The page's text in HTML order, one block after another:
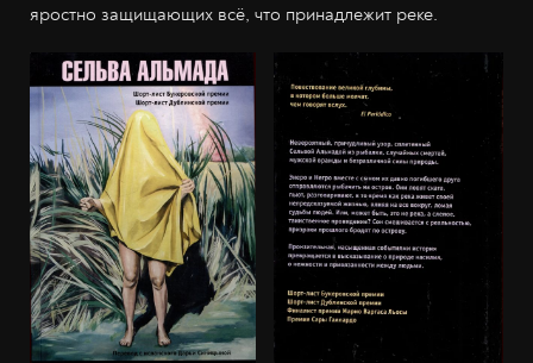
яростно защищающих всё, что принадлежит реке.